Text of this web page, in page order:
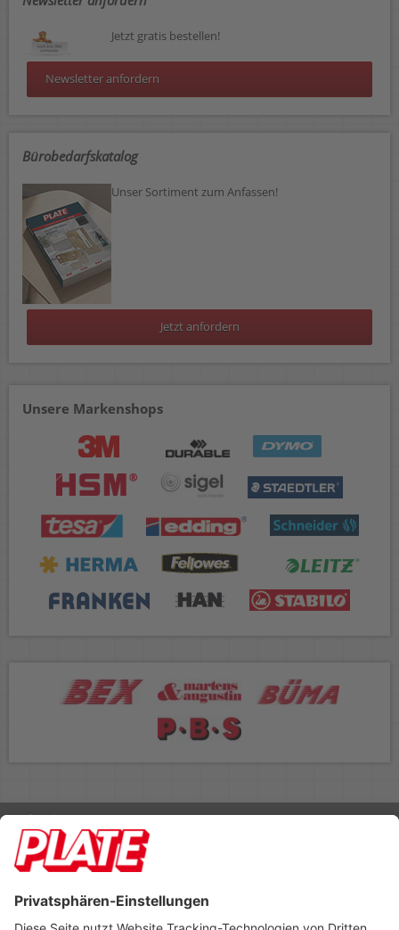
Jetzt gratis bestellen!
Newsletter anfordern
Bürobedarfskatalog
Unser Sortiment zum Anfassen!
Jetzt anfordern
Unsere Markenshops
Rufen Sie uns an 04298 401-0
Lieferbedingungen Impressum
Footer anzeigen